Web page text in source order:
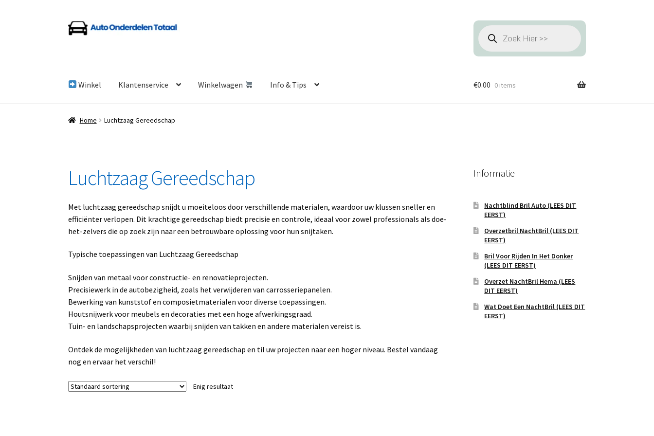
Ga
door
Ga
naar
Producten
zoeken
Winkel Klantenservice Winkelwagen Info & Tips
Home Algemene Voorwaarden
€0.00 0 items
Home Luchtzaag Gereedschap
Luchtzaag Gereedschap
Met luchtzaag gereedschap snijdt u moeiteloos door verschillende materialen, waardoor uw klussen sneller en
efficiënter verlopen. Dit krachtige gereedschap biedt precisie en controle, ideaal voor zowel professionals als doe-
het-zelvers die op zoek zijn naar een betrouwbare oplossing voor hun snijtaken.
Typische toepassingen van Luchtzaag Gereedschap
Snijden van metaal voor constructie- en renovatieprojecten.
Precisiewerk in de autobezigheid, zoals het verwijderen van carrosseriepanelen.
Bewerking van kunststof en composietmaterialen voor diverse toepassingen.
Houtsnijwerk voor meubels en decoraties met een hoge afwerkingsgraad.
Tuin- en landschapsprojecten waarbij snijden van takken en andere materialen vereist is.
Ontdek de mogelijkheden van luchtzaag gereedschap en til uw projecten naar een hoger niveau. Bestel vandaag
nog en ervaar het verschil!
Enig resultaat
Informatie
Nachtblind Bril Auto (LEES DIT
EERST)
Overzetbril NachtBril (LEES DIT
EERST)
Bril Voor Rijden In Het Donker
(LEES DIT EERST)
Overzet NachtBril Hema (LEES
DIT EERST)
Wat Doet Een NachtBril (LEES DIT
EERST)